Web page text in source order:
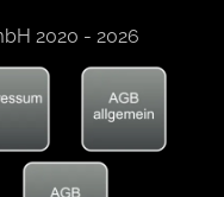
2020 - 2026